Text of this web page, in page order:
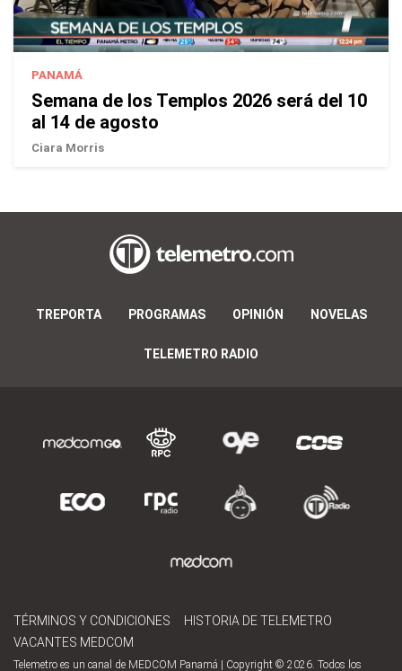
PANAMÁ
Semana de los Templos 2026 será del 10
al 14 de agosto
Ciara Morris
TREPORTA PROGRAMAS OPINIÓN NOVELAS
TELEMETRO RADIO
TÉRMINOS Y CONDICIONES
HISTORIA DE TELEMETRO
VACANTES MEDCOM
Telemetro es un canal de MEDCOM Panamá | Copyright © 2026. Todos los